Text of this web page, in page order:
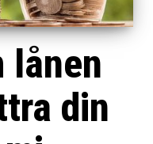
lånen
din